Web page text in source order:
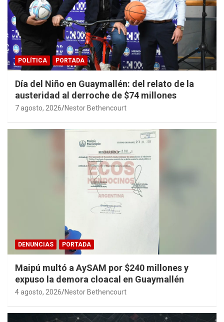
POLÍTICA PORTADA
Día del Niño en Guaymallén: del relato de la
austeridad al derroche de $74 millones
7 agosto, 2026 Nestor Bethencourt
DENUNCIAS PORTADA
Maipú multó a AySAM por $240 millones y
expuso la demora cloacal en Guaymallén
4 agosto, 2026 Nestor Bethencourt